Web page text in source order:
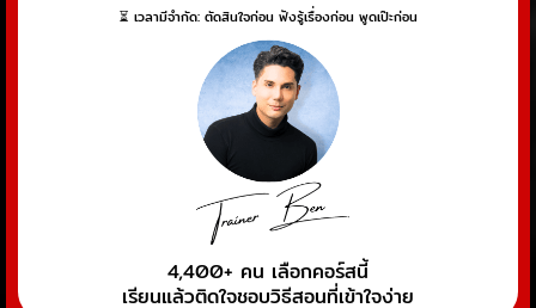
⏳ เวลามีจำกัด: ตัดสินใจก่อน ฟังรู้เรื่องก่อน พูดเป๊ะก่อน
4,400+ คน เลือกคอร์สนี้
เรียนแล้วติดใจชอบวิธีสอนที่เข้าใจง่าย